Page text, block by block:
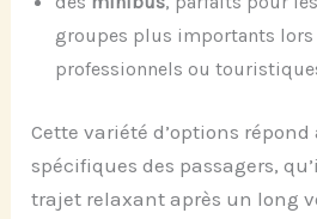
groupes plus importants lors
professionnels ou
Cette variété d’options
spécifiques des passagers,
trajet relaxant après un long